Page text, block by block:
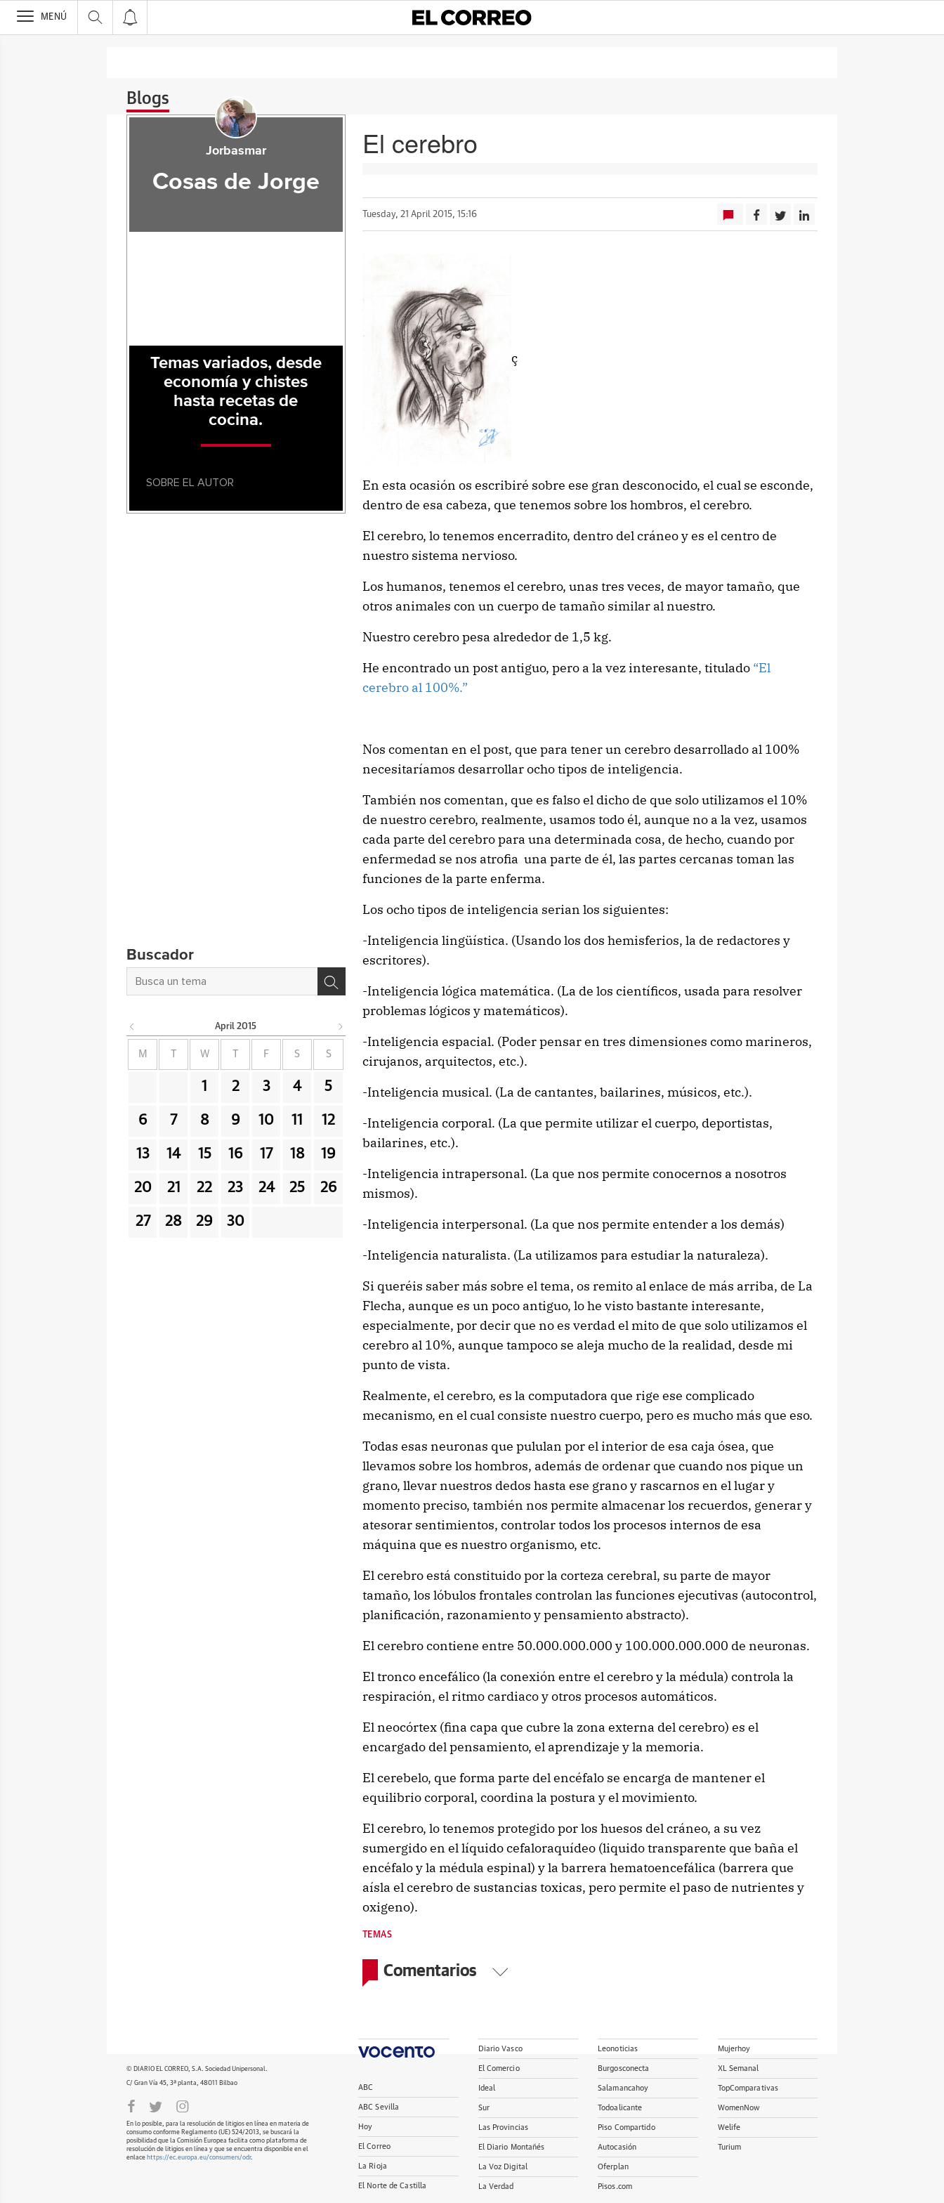
>
MENÚ
Blogs
El cerebro
Tuesday, 21 April 2015, 15:16
ç
En esta ocasión os escribiré sobre ese gran desconocido, el cual se esconde,
dentro de esa cabeza, que tenemos sobre los hombros, el cerebro.
El cerebro, lo tenemos encerradito, dentro del cráneo y es el centro de
nuestro sistema nervioso.
Los humanos, tenemos el cerebro, unas tres veces, de mayor tamaño, que
otros animales con un cuerpo de tamaño similar al nuestro.
Nuestro cerebro pesa alrededor de 1,5 kg.
He encontrado un post antiguo, pero a la vez interesante, titulado “El
cerebro al 100%.”
Nos comentan en el post, que para tener un cerebro desarrollado al 100%
necesitaríamos desarrollar ocho tipos de inteligencia.
También nos comentan, que es falso el dicho de que solo utilizamos el 10%
de nuestro cerebro, realmente, usamos todo él, aunque no a la vez, usamos
cada parte del cerebro para una determinada cosa, de hecho, cuando por
enfermedad se nos atrofia una parte de él, las partes cercanas toman las
funciones de la parte enferma.
Los ocho tipos de inteligencia serian los siguientes:
-Inteligencia lingüística. (Usando los dos hemisferios, la de redactores y
escritores).
-Inteligencia lógica matemática. (La de los científicos, usada para resolver
problemas lógicos y matemáticos).
-Inteligencia espacial. (Poder pensar en tres dimensiones como marineros,
cirujanos, arquitectos, etc.).
-Inteligencia musical. (La de cantantes, bailarines, músicos, etc.).
-Inteligencia corporal. (La que permite utilizar el cuerpo, deportistas,
bailarines, etc.).
-Inteligencia intrapersonal. (La que nos permite conocernos a nosotros
mismos).
-Inteligencia interpersonal. (La que nos permite entender a los demás)
-Inteligencia naturalista. (La utilizamos para estudiar la naturaleza).
Si queréis saber más sobre el tema, os remito al enlace de más arriba, de La
Flecha, aunque es un poco antiguo, lo he visto bastante interesante,
especialmente, por decir que no es verdad el mito de que solo utilizamos el
cerebro al 10%, aunque tampoco se aleja mucho de la realidad, desde mi
punto de vista.
Realmente, el cerebro, es la computadora que rige ese complicado
mecanismo, en el cual consiste nuestro cuerpo, pero es mucho más que eso.
Todas esas neuronas que pululan por el interior de esa caja ósea, que
llevamos sobre los hombros, además de ordenar que cuando nos pique un
grano, llevar nuestros dedos hasta ese grano y rascarnos en el lugar y
momento preciso, también nos permite almacenar los recuerdos, generar y
atesorar sentimientos, controlar todos los procesos internos de esa
máquina que es nuestro organismo, etc.
El cerebro está constituido por la corteza cerebral, su parte de mayor
tamaño, los lóbulos frontales controlan las funciones ejecutivas (autocontrol,
planificación, razonamiento y pensamiento abstracto).
El cerebro contiene entre 50.000.000.000 y 100.000.000.000 de neuronas.
El tronco encefálico (la conexión entre el cerebro y la médula) controla la
respiración, el ritmo cardiaco y otros procesos automáticos.
El neocórtex (fina capa que cubre la zona externa del cerebro) es el
encargado del pensamiento, el aprendizaje y la memoria.
El cerebelo, que forma parte del encéfalo se encarga de mantener el
equilibrio corporal, coordina la postura y el movimiento.
El cerebro, lo tenemos protegido por los huesos del cráneo, a su vez
sumergido en el líquido cefaloraquídeo (liquido transparente que baña el
encéfalo y la médula espinal) y la barrera hematoencefálica (barrera que
aísla el cerebro de sustancias toxicas, pero permite el paso de nutrientes y
oxigeno).
TEMAS
Comentarios
Jorbasmar
Cosas de Jorge
Temas variados, desde
economía y chistes
hasta recetas de
cocina.
SOBRE EL AUTOR
Buscador
April 2015
M W F S S
1 2 3 4 5
6 7 8 9 10 11 12
13 14 15 16 17 18 19
20 21 22 23 24 25 26
27 28 29 30
© DIARIO EL CORREO, S.A. Sociedad Unipersonal.
C/ Gran Vía 45, 3ª planta, 48011 Bilbao
En lo posible, para la resolución de litigios en línea en materia de
consumo conforme Reglamento (UE) 524/2013, se buscará la
posibilidad que la Comisión Europea facilita como plataforma de
resolución de litigios en línea y que se encuentra disponible en el
enlace https://ec.europa.eu/consumers/odr.
ABC
ABC Sevilla
Hoy
El Correo
La Rioja
El Norte de Castilla
Diario Vasco
El Comercio
Ideal
Sur
Las Provincias
El Diario Montañés
La Voz Digital
La Verdad
Leonoticias
Burgosconecta
Salamancahoy
Todoalicante
Piso Compartido
Autocasión
Oferplan
Pisos.com
Mujerhoy
XL Semanal
TopComparativas
WomenNow
Welife
Turium